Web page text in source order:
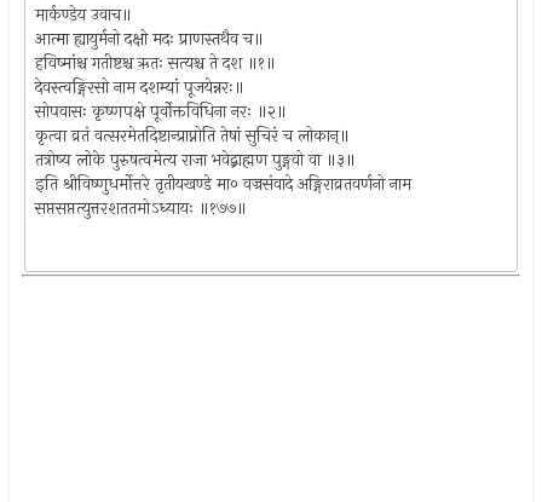
मार्कण्डेय उवाच॥
आत्मा ह्यायुर्मनो दक्षो मदः प्राणस्तथैव च॥
हविष्मांश्च गतीष्टश्च ऋतः सत्यश्च ते दश ॥१॥
देवस्त्वङ्गिरसो नाम दशम्यां पूजयेन्नरः॥
सोपवासः कृष्णपक्षे पूर्वोक्तविधिना नरः ॥२॥
कृत्वा व्रतं वत्सरमेतदिष्टान्प्राप्नोति तेषां सुचिरं च लोकान्॥
तत्रोष्य लोके पुरुषत्वमेत्य राजा भवेद्ब्राह्मण पुङ्गवो वा ॥३॥
इति श्रीविष्णुधर्मोत्तरे तृतीयखण्डे मा० वज्रसंवादे अङ्गिराव्रतवर्णनो नाम
सप्तसप्तत्युत्तरशततमोऽध्यायः ॥१७७॥